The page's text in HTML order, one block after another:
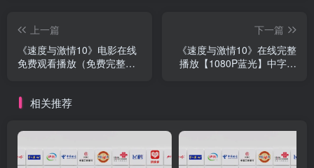
上一篇
《速度与激情10》电影在线
免费观看播放（免费完整）
下一篇
《速度与激情10》在线完整
播放【1080P蓝光】中字已
相关推荐